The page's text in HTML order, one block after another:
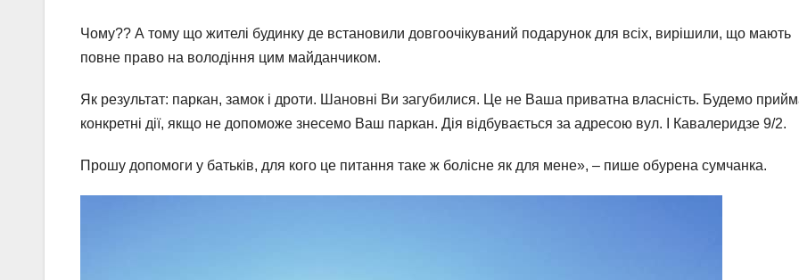
Чому?? А тому що жителі будинку де встановили довгоочікуваний подарунок для всіх, вирішили, що мають
повне право на володіння цим майданчиком.
Як результат: паркан, замок і дроти. Шановні Ви загубилися. Це не Ваша приватна власність. Будемо
конкретні дії, якщо не допоможе знесемо Ваш паркан. Дія відбувається за адресою вул. І Кавалеридзе 9/2.
Прошу допомоги у батьків, для кого це питання таке ж болісне як для мене», – пише обурена сумчанка.